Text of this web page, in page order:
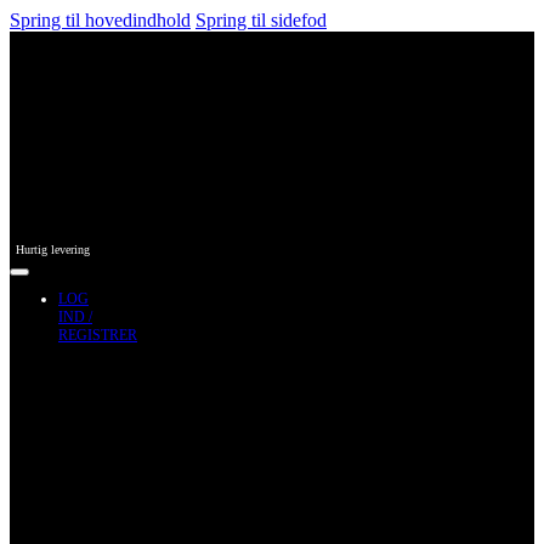
Spring til hovedindhold Spring til sidefod
Hurtig levering
LOG
IND /
REGISTRER